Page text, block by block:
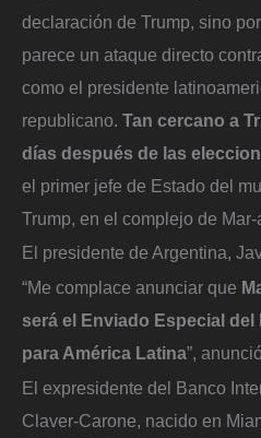
declaración de Trump, sino
parece un ataque directo
como el presidente
republicano. Tan cercano a
días después de las
el primer jefe de Estado del
Trump, en el complejo de
El presidente de Argentina,
“Me complace anunciar que
será el Enviado Especial
para América Latina”,
El expresidente del Banco
Claver-Carone, nacido en